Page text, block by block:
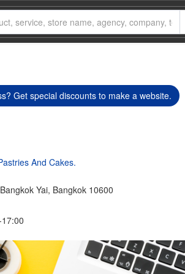
Get special discounts to make a website.
And Cakes.
Yai, Bangkok 10600